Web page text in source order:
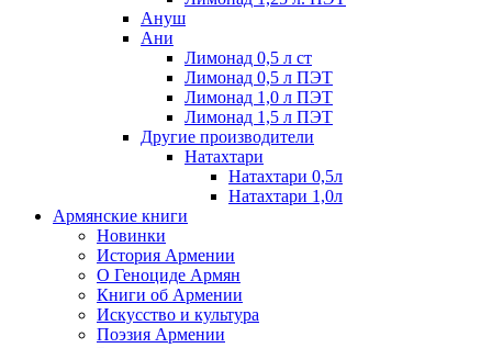
Ануш
Ани
Лимонад 0,5 л ст
Лимонад 0,5 л ПЭТ
Лимонад 1,0 л ПЭТ
Лимонад 1,5 л ПЭТ
Другие производители
Натахтари
Натахтари 0,5л
Натахтари 1,0л
Армянские книги
Новинки
История Армении
О Геноциде Армян
Книги об Армении
Иcкусство и культура
Поэзия Армении